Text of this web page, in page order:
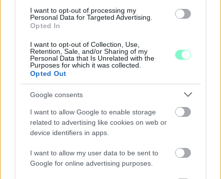
I want to opt-out of processing my
Personal Data for Targeted Advertising.
Opted In
I want to opt-out of Collection, Use,
Retention, Sale, and/or Sharing of my
Personal Data that Is Unrelated with the
Purposes for which it was collected.
Opted Out
Google consents
I want to allow Google to enable storage
related to advertising like cookies on web or
device identifiers in apps.
I want to allow my user data to be sent to
Google for online advertising purposes.
GYŐR TOVÁBBRA IS TAKARÉKOSKODIK: NEM
KAPCSOLJÁK VISSZA A DÍSZKIVILÁGÍTÁST, ÉS A
LEGTÖBB SZÖKŐKÚT SEM INDUL ÚJRA
Pintér Bence polgármester szerint az enyhülés csak átmeneti,
ezért az újabb hőhullámra készülve fenntartják a víz- és
energiahasználat csökkentésére hozott városi intézkedéseket.